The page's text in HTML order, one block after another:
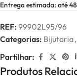
Entrega estimada: até
REF: 99902L95/96
Categorias: Bijutaria,
Partilhar:
Produtos